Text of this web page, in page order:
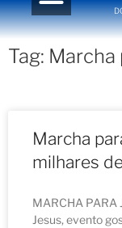
Tag: Marcha
Marcha
milhares
MARCHA PARA
Jesus, evento